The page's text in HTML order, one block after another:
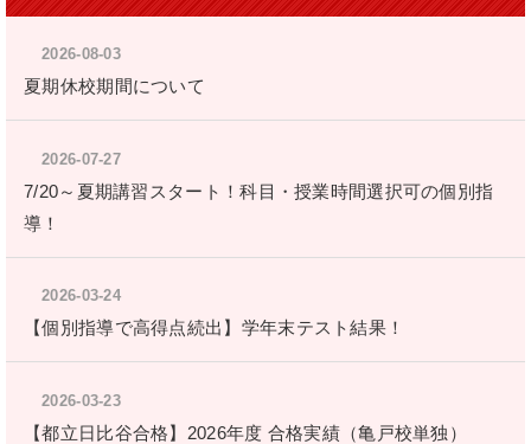
2026-08-03
夏期休校期間について
2026-07-27
7/20～夏期講習スタート！科目・授業時間選択可の個別指
導！
2026-03-24
【個別指導で高得点続出】学年末テスト結果！
2026-03-23
【都立日比谷合格】2026年度 合格実績（亀戸校単独）